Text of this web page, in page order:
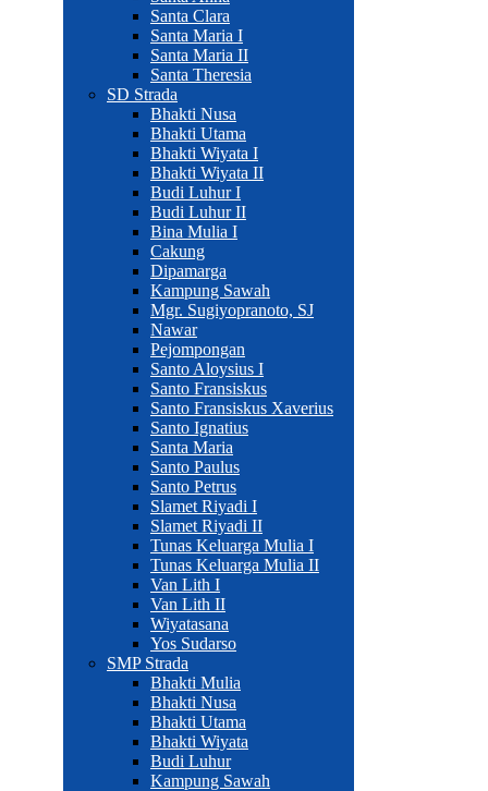
Santa Clara
Santa Maria I
Santa Maria II
Santa Theresia
SD Strada
Bhakti Nusa
Bhakti Utama
Bhakti Wiyata I
Bhakti Wiyata II
Budi Luhur I
Budi Luhur II
Bina Mulia I
Cakung
Dipamarga
Kampung Sawah
Mgr. Sugiyopranoto, SJ
Nawar
Pejompongan
Santo Aloysius I
Santo Fransiskus
Santo Fransiskus Xaverius
Santo Ignatius
Santa Maria
Santo Paulus
Santo Petrus
Slamet Riyadi I
Slamet Riyadi II
Tunas Keluarga Mulia I
Tunas Keluarga Mulia II
Van Lith I
Van Lith II
Wiyatasana
Yos Sudarso
SMP Strada
Bhakti Mulia
Bhakti Nusa
Bhakti Utama
Bhakti Wiyata
Budi Luhur
Kampung Sawah